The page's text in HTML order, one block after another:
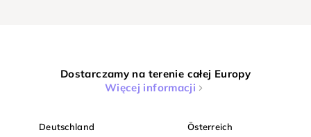
Dostarczamy na terenie całej Europy
Więcej informacji
Deutschland Österreich